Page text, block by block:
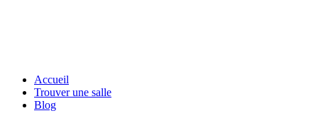
Accueil
Trouver une salle
Blog